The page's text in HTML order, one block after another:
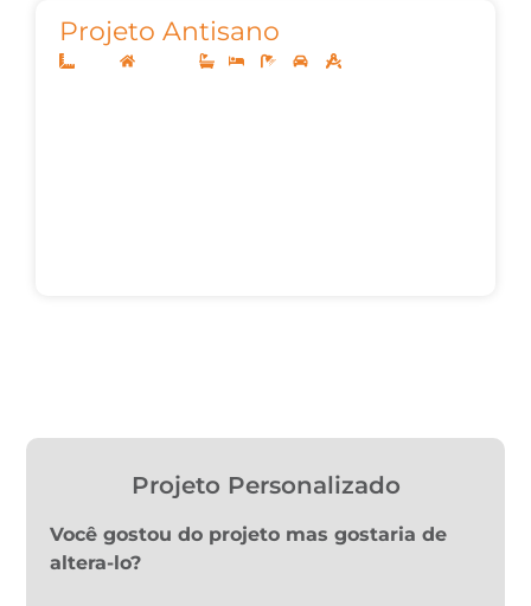
Projeto Antisano
10x20 3
Projeto Personalizado
Você gostou do projeto mas gostaria de
altera-lo?